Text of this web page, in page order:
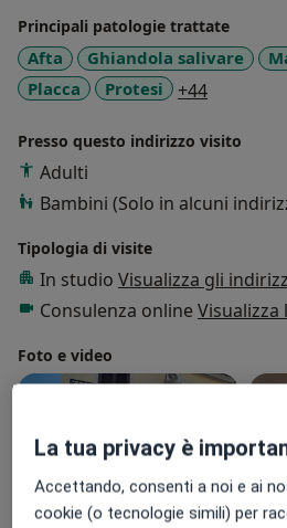
Principali patologie trattate
Afta Ghiandola salivare
Placca
Protesi +44
Presso questo indirizzo visito
Adulti
Bambini (Solo in alcuni
Tipologia di visite
In studio Visualizza gli
Consulenza online Visualizza
Foto e video
La tua privacy è
Accettando, consenti a noi e ai
cookie (o tecnologie simili) per